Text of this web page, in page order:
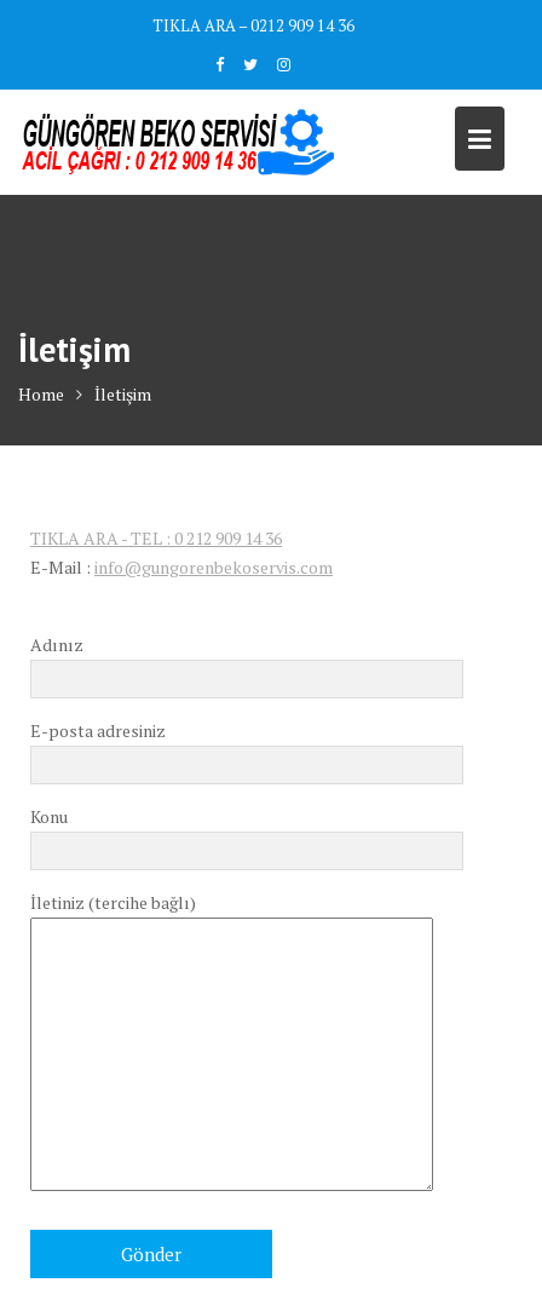
TIKLA ARA – 0212 909 14 36
İletişim
Home İletişim
TIKLA ARA - TEL : 0 212 909 14 36
E-Mail : info@gungorenbekoservis.com
Adınız
E-posta adresiniz
Konu
İletiniz (tercihe bağlı)